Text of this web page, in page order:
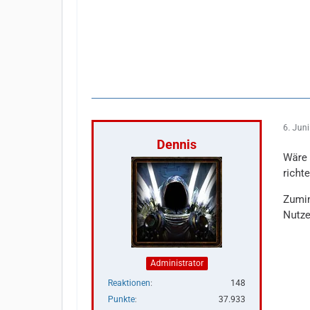
Dennis
Administrator
Reaktionen
148
Punkte
37.933
6.